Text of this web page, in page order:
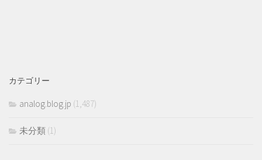
カテゴリー
analog.blog.jp (1,487)
未分類 (1)